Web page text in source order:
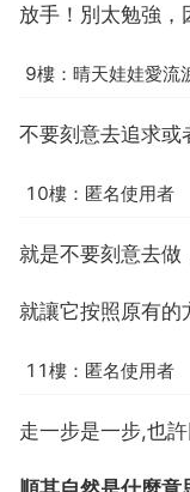
放手！別太勉強，
9樓：晴天娃娃愛流
不要刻意去追求或
10樓：匿名使用者
就是不要刻意去做
就讓它按照原有的
11樓：匿名使用者
走一步是一步,也